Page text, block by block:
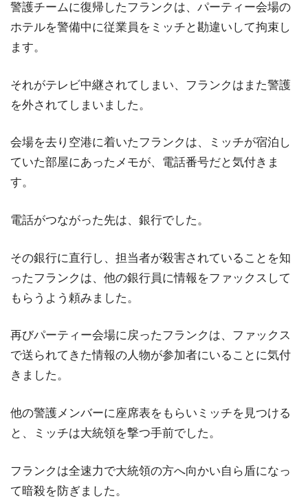
警護チームに復帰したフランクは、パーティー会場の
ホテルを警備中に従業員をミッチと勘違いして拘束し
ます。
それがテレビ中継されてしまい、フランクはまた警護
を外されてしまいました。
会場を去り空港に着いたフランクは、ミッチが宿泊し
ていた部屋にあったメモが、電話番号だと気付きま
す。
電話がつながった先は、銀行でした。
その銀行に直行し、担当者が殺害されていることを知
ったフランクは、他の銀行員に情報をファックスして
もらうよう頼みました。
再びパーティー会場に戻ったフランクは、ファックス
で送られてきた情報の人物が参加者にいることに気付
きました。
他の警護メンバーに座席表をもらいミッチを見つける
と、ミッチは大統領を撃つ手前でした。
フランクは全速力で大統領の方へ向かい自ら盾になっ
て暗殺を防ぎました。